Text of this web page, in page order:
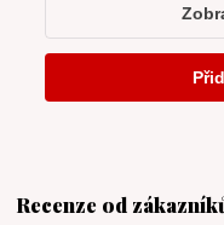
Recenze od